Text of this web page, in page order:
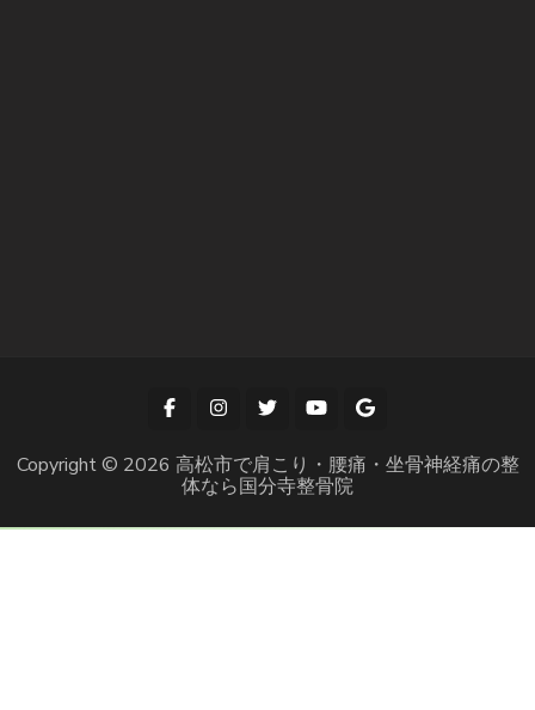
Copyright © 2026 高松市で肩こり・腰痛・坐骨神経痛の整
体なら国分寺整骨院